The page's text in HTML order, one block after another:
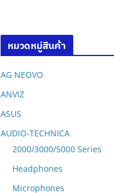
หมวดหมู่สินค้า
AG NEOVO
ANVIZ
ASUS
AUDIO-TECHNICA
2000/3000/5000 Series
Headphones
Microphones